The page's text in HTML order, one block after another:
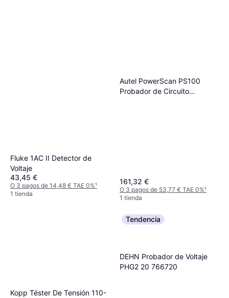
Fluke Comprobador De
Voltaje T130 VDE
202,96 €
Fluke 1AC II Detector de
Voltaje
43,45 €
O 3 pagos de 14,48 € TAE 0%¹
1 tienda
Autel PowerScan PS100
Probador de Circuito
161,32 €
O 3 pagos de 53,77 € TAE 0%¹
1 tienda
Kopp Téster De Tensión 110-
Tendencia
DEHN Probador de Voltaje
PHG2 20 766720